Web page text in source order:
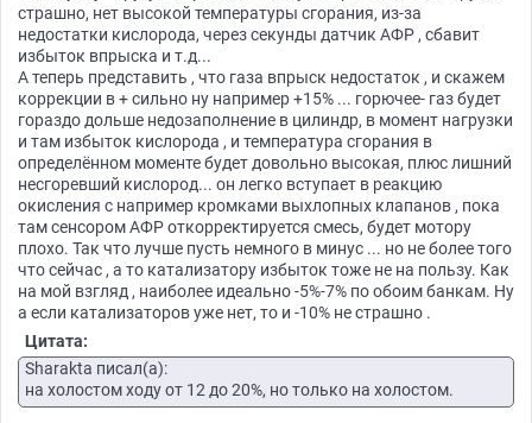
страшно, нет высокой температуры сгорания, из-за
недостатки кислорода, через секунды датчик АФР , сбавит
избыток впрыска и т.д...
А теперь представить , что газа впрыск недостаток , и скажем
коррекции в + сильно ну например +15% ... горючее- газ будет
гораздо дольше недозаполнение в цилиндр, в момент нагрузки
и там избыток кислорода , и температура сгорания в
определённом моменте будет довольно высокая, плюс лишний
несгоревший кислород... он легко вступает в реакцию
окисления с например кромками выхлопных клапанов , пока
там сенсором АФР откорректируется смесь, будет мотору
плохо. Так что лучше пусть немного в минус ... но не более того
что сейчас , а то катализатору избыток тоже не на пользу. Как
на мой взгляд , наиболее идеально -5%-7% по обоим банкам. Ну
а если катализаторов уже нет, то и -10% не страшно .
Цитата:
Sharakta писал(а):
на холостом ходу от 12 до 20%, но только на холостом.